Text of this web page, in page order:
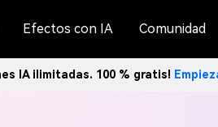
Efectos con IA Comunidad
IA ilimitadas. 100 % gratis!